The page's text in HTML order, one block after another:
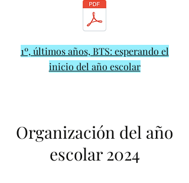
1º, últimos años, BTS: esperando el
inicio del año escolar
Organización del año
escolar 2024